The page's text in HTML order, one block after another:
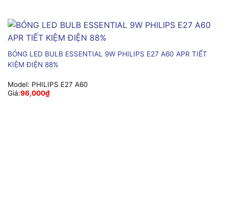
BÓNG LED BULB ESSENTIAL 9W PHILIPS E27 A60 APR TIẾT
KIỆM ĐIỆN 88%
Model: PHILIPS E27 A60
Giá:96,000₫